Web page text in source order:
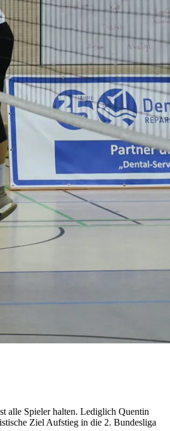
alle Spieler halten. Lediglich Quentin
Ziel Aufstieg in die 2. Bundesliga